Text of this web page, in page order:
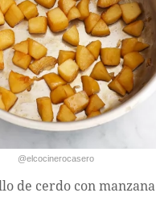
@elcocinerocasero
de cerdo con manzana